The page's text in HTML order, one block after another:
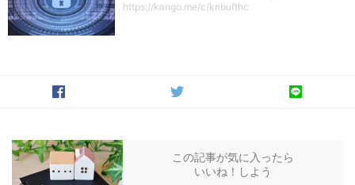
https://kango.me/c/knbufthc
この記事が気に入ったら
いいね！しよう